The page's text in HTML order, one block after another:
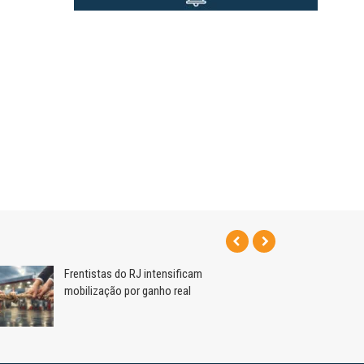
Frentistas do RJ intensificam
mobilização por ganho real